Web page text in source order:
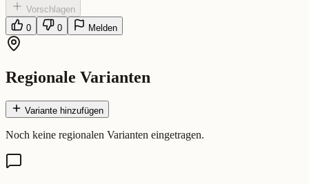
Vorschlagen
0
0 Melden
Regionale Varianten
Variante hinzufügen
Noch keine regionalen Varianten eingetragen.